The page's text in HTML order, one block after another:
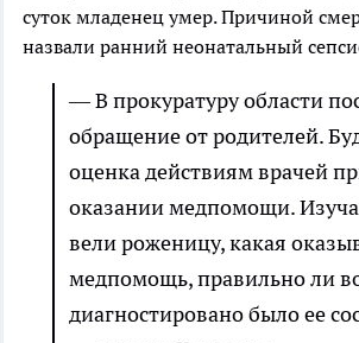
суток младенец умер. Причиной
назвали ранний неонатальный
— В прокуратуру области
обращение от родителей.
оценка действиям врачей
оказании медпомощи.
вели роженицу, какая
медпомощь, правильно ли
диагностировано было ее